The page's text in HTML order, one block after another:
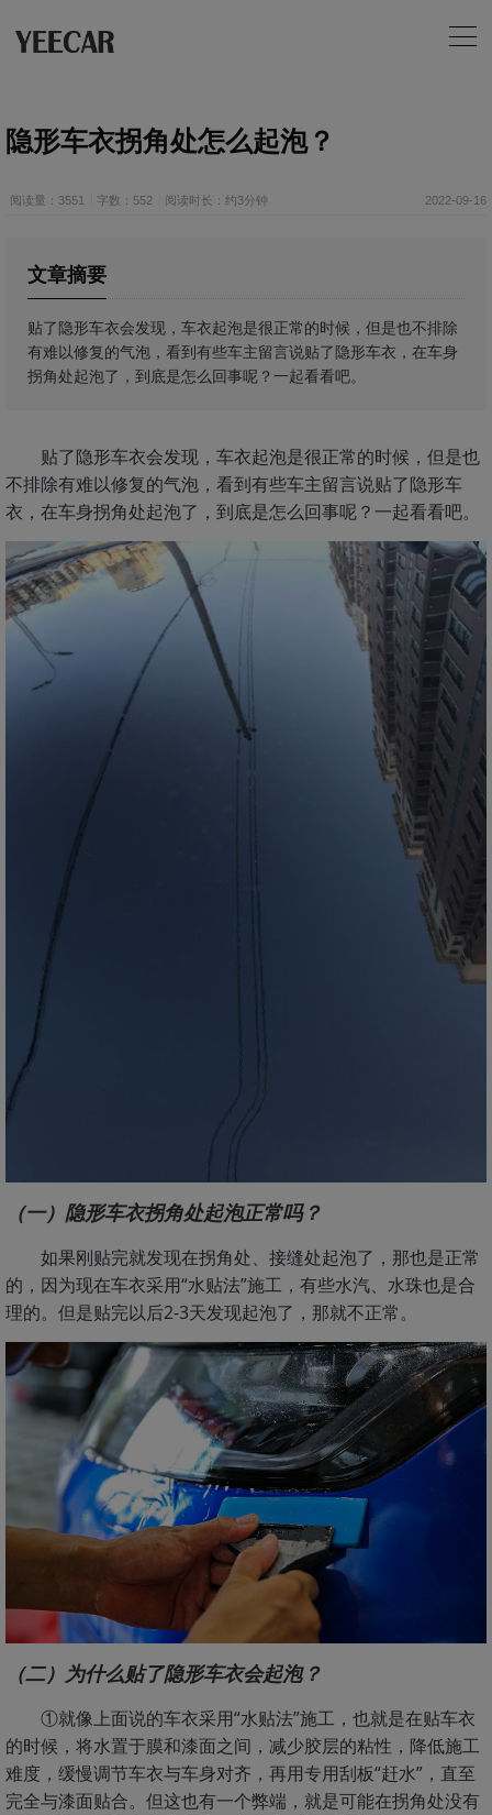
隐形车衣拐角处怎么起泡？
阅读量：3551 字数：552 阅读时长：约3分钟 2022-09-16
文章摘要
贴了隐形车衣会发现，车衣起泡是很正常的时候，但是也不排除
有难以修复的气泡，看到有些车主留言说贴了隐形车衣，在车身
拐角处起泡了，到底是怎么回事呢？一起看看吧。
贴了隐形车衣会发现，车衣起泡是很正常的时候，但是也
不排除有难以修复的气泡，看到有些车主留言说贴了隐形车
衣，在车身拐角处起泡了，到底是怎么回事呢？一起看看吧。
（一）隐形车衣拐角处起泡正常吗？
如果刚贴完就发现在拐角处、接缝处起泡了，那也是正常
的，因为现在车衣采用“水贴法”施工，有些水汽、水珠也是合
理的。但是贴完以后2-3天发现起泡了，那就不正常。
（二）为什么贴了隐形车衣会起泡？
①就像上面说的车衣采用“水贴法”施工，也就是在贴车衣
的时候，将水置于膜和漆面之间，减少胶层的粘性，降低施工
难度，缓慢调节车衣与车身对齐，再用专用刮板“赶水”，直至
完全与漆面贴合。但这也有一个弊端，就是可能在拐角处没有